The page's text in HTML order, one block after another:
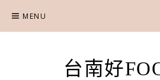
content
MENU
台南好